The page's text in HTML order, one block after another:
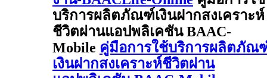
บริการผลิตภัณฑ์เงินฝากสงเคราะห์
ชีวิตผ่านแอปพลิเคชัน BAAC-
Mobile คู่มือการใช้บริการผลิตภัณ
เงินฝากสงเคราะห์ชีวิตผ่าน